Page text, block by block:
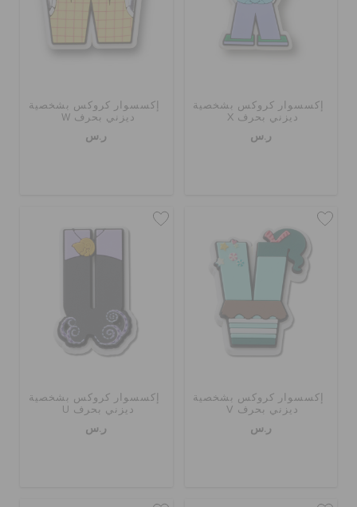
إكسسوار كروكس بشخصية
ديزني بحرف X
ر.س
إكسسوار كروكس بشخصية
ديزني بحرف W
ر.س
إكسسوار كروكس بشخصية
ديزني بحرف V
ر.س
إكسسوار كروكس بشخصية
ديزني بحرف U
ر.س